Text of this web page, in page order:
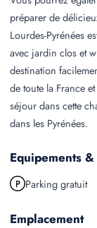
préparer de
Lourdes-Pyrénées
avec jardin clos et
destination
de toute la France
séjour dans cette
dans les Pyrénées.
Equipements
Parking gratuit
Emplacement